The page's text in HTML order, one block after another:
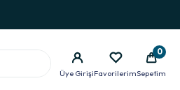
Üye GirişiFavorilerimSepetim
0